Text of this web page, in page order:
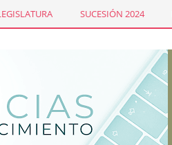
SUCESIÓN 2024